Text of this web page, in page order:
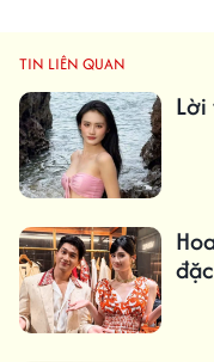
TIN LIÊN QUAN